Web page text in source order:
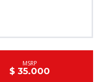
MSRP
$ 35.000